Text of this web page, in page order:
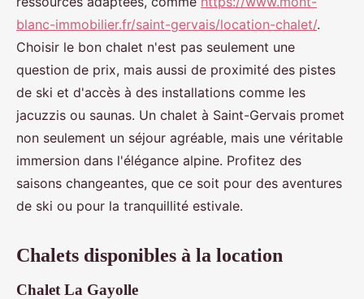
blanc-immobilier.fr/saint-gervais/location-chalet/.
Choisir le bon chalet n'est pas seulement une
question de prix, mais aussi de proximité des pistes
de ski et d'accès à des installations comme les
jacuzzis ou saunas. Un chalet à Saint-Gervais promet
non seulement un séjour agréable, mais une véritable
immersion dans l'élégance alpine. Profitez des
saisons changeantes, que ce soit pour des aventures
de ski ou pour la tranquillité estivale.
Chalets disponibles à la location
Chalet La Gayolle